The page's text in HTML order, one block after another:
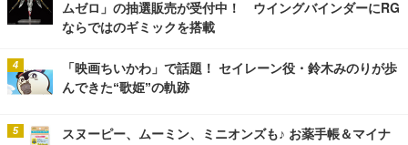
ムゼロ」の抽選販売が受付中！ ウイングバインダーにRG
ならではのギミックを搭載
「映画ちいかわ」で話題！ セイレーン役・鈴木みのりが歩
んできた“歌姫”の軌跡
スヌーピー、ムーミン、ミニオンズも♪ お薬手帳＆マイナ